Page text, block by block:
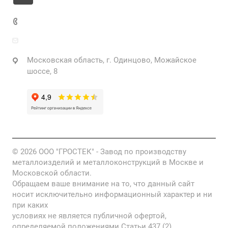
Московская область, г. Одинцово, Можайское
шоссе, 8
© 2026 ООО "ГРОСТЕК" - Завод по производству
металлоизделий и металлоконструкций в Москве и
Московской области.
Обращаем ваше внимание на то, что данный сайт
носит исключительно информационный характер и ни
при каких
условиях не является публичной офертой,